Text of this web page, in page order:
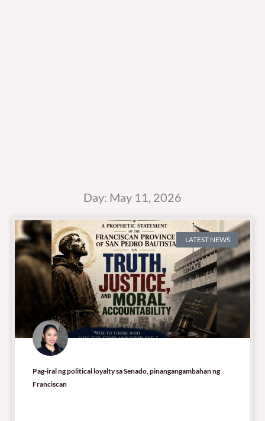
Day: May 11, 2026
LATEST NEWS
Pag-iral ng political loyalty sa Senado, pinangangambahan ng
Franciscan